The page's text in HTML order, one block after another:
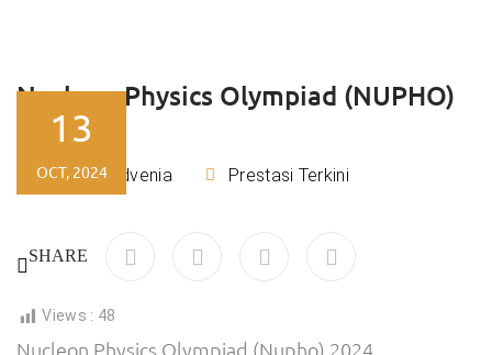
Nucleon Physics Olympiad (NUPHO)
2024
By Tiara Advenia Prestasi Terkini
13
OCT, 2024
SHARE
Views : 48
Nucleon Physics Olympiad (Nupho) 2024